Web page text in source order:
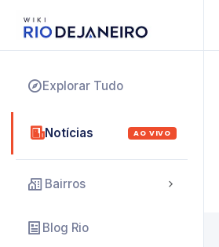
Explorar Tudo
Notícias AO VIVO
Bairros
Blog Rio